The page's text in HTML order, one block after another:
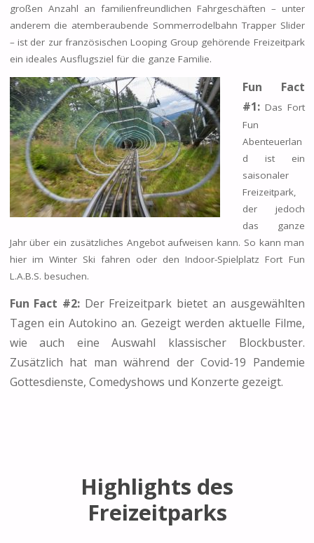
großen Anzahl an familienfreundlichen Fahrgeschäften – unter
anderem die atemberaubende Sommerrodelbahn Trapper Slider
– ist der zur französischen Looping Group gehörende Freizeitpark
ein ideales Ausflugsziel für die ganze Familie.
Fun Fact
#1:Das Fort
Fun
Abenteuerlan
d ist ein
saisonaler
Freizeitpark,
der jedoch
das ganze
Jahr über ein zusätzliches Angebot aufweisen kann. So kann man
hier im Winter Ski fahren oder den Indoor-Spielplatz Fort Fun
L.A.B.S. besuchen.
Fun Fact #2: Der Freizeitpark bietet an ausgewählten
Tagen ein Autokino an. Gezeigt werden aktuelle Filme,
wie auch eine Auswahl klassischer Blockbuster.
Zusätzlich hat man während der Covid-19 Pandemie
Gottesdienste, Comedyshows und Konzerte gezeigt.
Highlights des
Freizeitparks